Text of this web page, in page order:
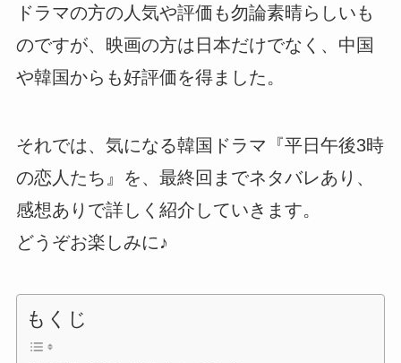
ドラマの方の人気や評価も勿論素晴らしいも
のですが、映画の方は日本だけでなく、中国
や韓国からも好評価を得ました。
それでは、気になる韓国ドラマ『平日午後3時
の恋人たち』を、最終回までネタバレあり、
感想ありで詳しく紹介していきます。
どうぞお楽しみに♪
もくじ